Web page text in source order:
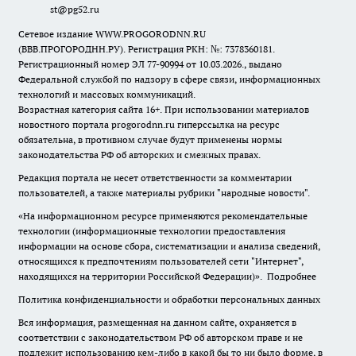
st@pg52.ru
Сетевое издание WWW.PROGORODNN.RU
(ВВВ.ПРОГОРОДНН.РУ). Регистрация РКН: №: 7378360181.
Регистрационный номер ЭЛ 77-90994 от 10.03.2026., выдано
Федеральной службой по надзору в сфере связи, информационных
технологий и массовых коммуникаций.
Возрастная категория сайта 16+. При использовании материалов
новостного портала progorodnn.ru гиперссылка на ресурс
обязательна, в противном случае будут применены нормы
законодательства РФ об авторских и смежных правах.
Редакция портала не несет ответственности за комментарии
пользователей, а также материалы рубрики "народные новости".
«На информационном ресурсе применяются рекомендательные
технологии (информационные технологии предоставления
информации на основе сбора, систематизации и анализа сведений,
относящихся к предпочтениям пользователей сети "Интернет",
находящихся на территории Российской Федерации)». Подробнее
Политика конфиденциальности и обработки персональных данных
Вся информация, размещенная на данном сайте, охраняется в
соответствии с законодательством РФ об авторском праве и не
подлежит использованию кем-либо в какой бы то ни было форме, в